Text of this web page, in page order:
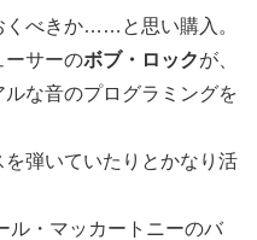
くべきか……と思い購入。
ーサーのボブ・ロックが、
な音のプログラミングを
弾いていたりとかなり活
ル・マッカートニーのバ